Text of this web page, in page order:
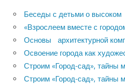
Беседы с детьми о высоком
«Взрослеем вместе с
Основы архитектурной
Освоение города как
Строим «Город-сад», тайны
Строим «Город-сад», тайны